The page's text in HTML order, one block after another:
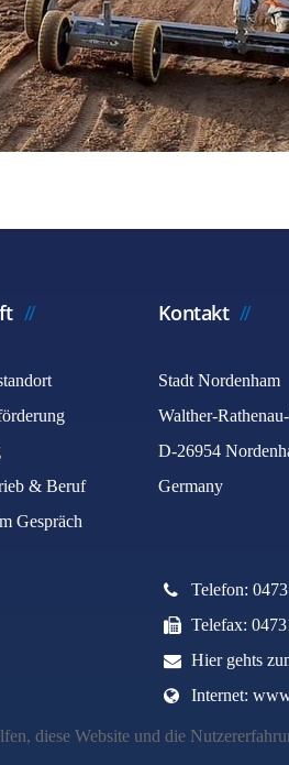
& Beruf
Gespräch
Kontakt
Stadt Nordenham
Walther-
D-26954
Germany
Telefon:
Telefax:
Hier gehts
Internet:
diese Website und die